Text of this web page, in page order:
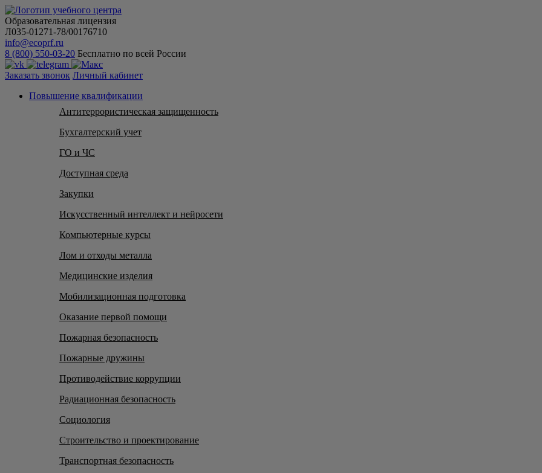
Образовательная лицензия
Л035-01271-78/00176710
info@ecoprf.ru
8 (800) 550-03-20 Бесплатно по всей России
Заказать звонок Личный кабинет
Повышение квалификации
Антитеррористическая защищенность
Бухгалтерский учет
ГО и ЧС
Доступная среда
Закупки
Искусственный интеллект и нейросети
Компьютерные курсы
Лом и отходы металла
Медицинские изделия
Мобилизационная подготовка
Оказание первой помощи
Пожарная безопасность
Пожарные дружины
Противодействие коррупции
Радиационная безопасность
Социология
Строительство и проектирование
Транспортная безопасность